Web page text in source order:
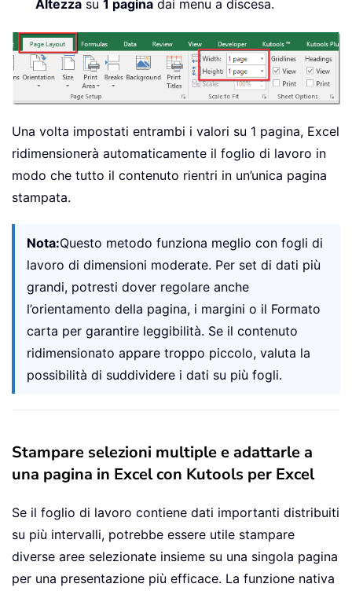
Altezza su 1 pagina dai menu a discesa.
Una volta impostati entrambi i valori su 1 pagina, Excel
ridimensionerà automaticamente il foglio di lavoro in
modo che tutto il contenuto rientri in un’unica pagina
stampata.
Nota:Questo metodo funziona meglio con fogli di
lavoro di dimensioni moderate. Per set di dati più
grandi, potresti dover regolare anche
l’orientamento della pagina, i margini o il Formato
carta per garantire leggibilità. Se il contenuto
ridimensionato appare troppo piccolo, valuta la
possibilità di suddividere i dati su più fogli.
Stampare selezioni multiple e adattarle a
una pagina in Excel con Kutools per Excel
Se il foglio di lavoro contiene dati importanti distribuiti
su più intervalli, potrebbe essere utile stampare
diverse aree selezionate insieme su una singola pagina
per una presentazione più efficace. La funzione nativa